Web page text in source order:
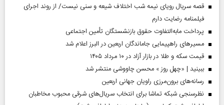
قصه سریال رویای نیمه شب اختلاف شیعه و سنی نیست/ از روند اجرای
فیلمنامه رضایت دارم
پرداخت مابه‌التفاوت حقوق بازنشستگان تأمین اجتماعی
مسیر‌های راهپیمایی جاماندگان اربعین در البرز اعلام شد
قیمت سکه و طلا در بازار آزاد در ۱۰ مرداد ۱۴۰۵
ببینید | «چهل روز » محسن چاووشی منتشر شد
رسانه‌های برون‌مرزی راویان جهانی اربعین
نظرسنجی شبکه تماشا برای انتخاب سریال‌های شرقی محبوب مخاطبان